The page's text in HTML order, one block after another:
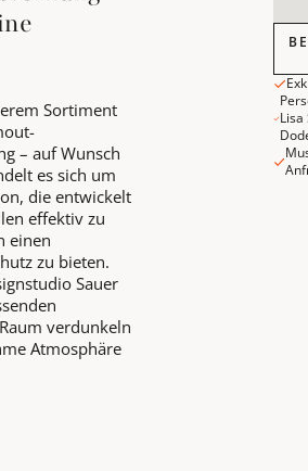
Sortiment
– auf Wunsch
es sich um
die entwickelt
effektiv zu
einen
zu bieten.
Sauer
verdunkeln
Atmosphäre
Lisa